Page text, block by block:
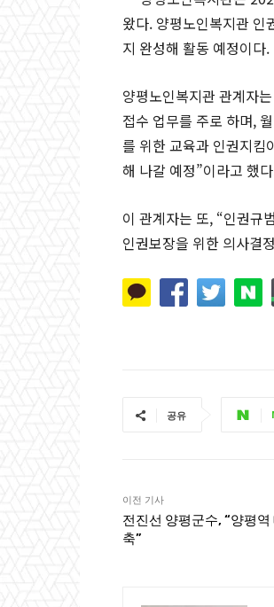
왔다. 양평노인복지관 인
지 완성해 활동 예정이다.
양평노인복지관 관계자
접수 업무를 주로 하며,
를 위한 교육과 인권지킴
해 나갈 예정”이라고 했
이 관계자는 또, “인권규
인권보장을 위한 의사결
공유
이전 기사
전진선 양평군수, “양평
축”